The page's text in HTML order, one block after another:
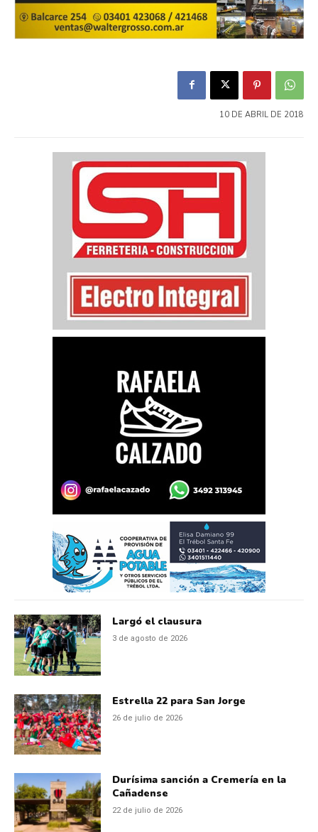
10 DE ABRIL DE 2018
Largó el clausura
3 de agosto de 2026
Estrella 22 para San Jorge
26 de julio de 2026
Durísima sanción a Cremería en la
Cañadense
22 de julio de 2026